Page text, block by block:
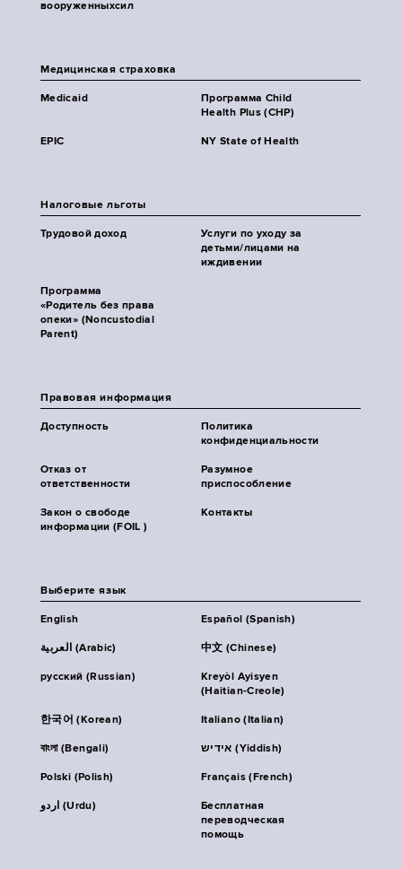
вооруженныхсил
Медицинская страховка
Medicaid
Программа Child
Health Plus (CHP)
EPIC NY State of Health
Налоговые льготы
Трудовой доход
Услуги по уходу за
детьми/лицами на
иждивении
Программа
«Родитель без права
опеки» (Noncustodial
Parent)
Правовая информация
Доступность
Политика
конфиденциальности
Отказ от
ответственности
Разумное
приспособление
Закон о свободе
информации (FOIL )
Контакты
Выберите язык
English Español (Spanish)
العربية (Arabic) 中文 (Chinese)
русский (Russian)
Kreyòl Ayisyen
(Haitian-Creole)
한국어 (Korean) Italiano (Italian)
বাংলা (Bengali) אידיש (Yiddish)
Polski (Polish) Français (French)
اردو (Urdu)
Бесплатная
переводческая
помощь